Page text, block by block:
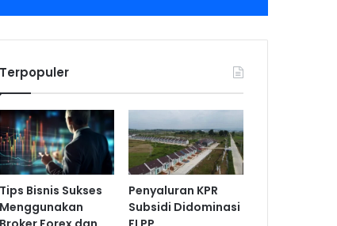
Terpopuler
Tips Bisnis Sukses
Menggunakan
Penyaluran KPR
Subsidi Didominasi